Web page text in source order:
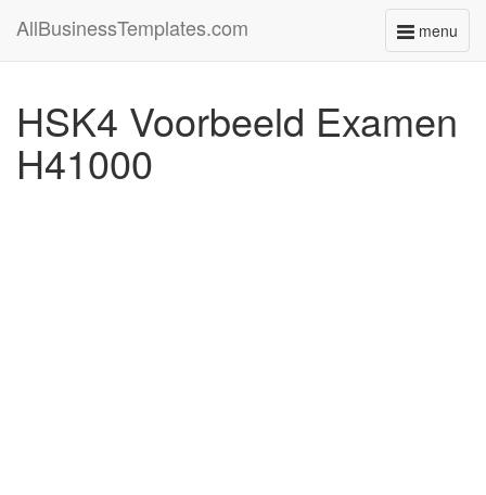
menu
Toggle
AllBusinessTemplates.com
HSK4 Voorbeeld Examen
H41000